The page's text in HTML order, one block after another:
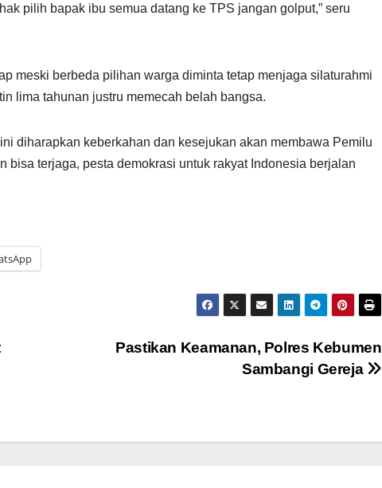
pilih bapak ibu semua datang ke TPS jangan golput,” seru
meski berbeda pilihan warga diminta tetap menjaga silaturahmi
lima tahunan justru memecah belah bangsa.
diharapkan keberkahan dan kesejukan akan membawa Pemilu
bisa terjaga, pesta demokrasi untuk rakyat Indonesia berjalan
Pastikan Keamanan, Polres Kebumen
Sambangi Gereja